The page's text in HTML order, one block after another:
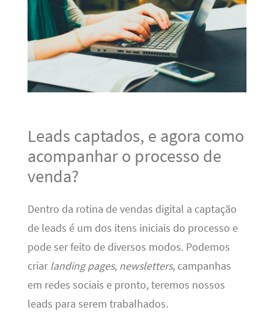
Leads captados, e agora como
acompanhar o processo de
venda?
Dentro da rotina de vendas digital a captação
de leads é um dos itens iniciais do processo e
pode ser feito de diversos modos. Podemos
criar landing pages, newsletters, campanhas
em redes sociais e pronto, teremos nossos
leads para serem trabalhados.